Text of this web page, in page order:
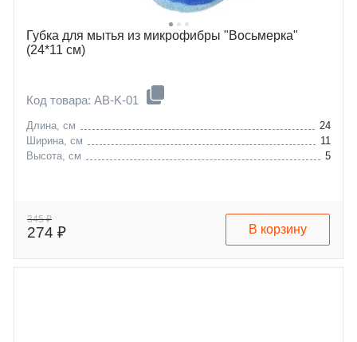
Губка для мытья из микрофибры "Восьмерка"
(24*11 см)
Код товара: AB-K-01
Длина, см
24
Ширина, см
11
Высота, см
5
345 ₽
274 ₽ В корзину